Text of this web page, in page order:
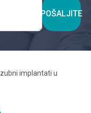
POŠALJITE
implantati u